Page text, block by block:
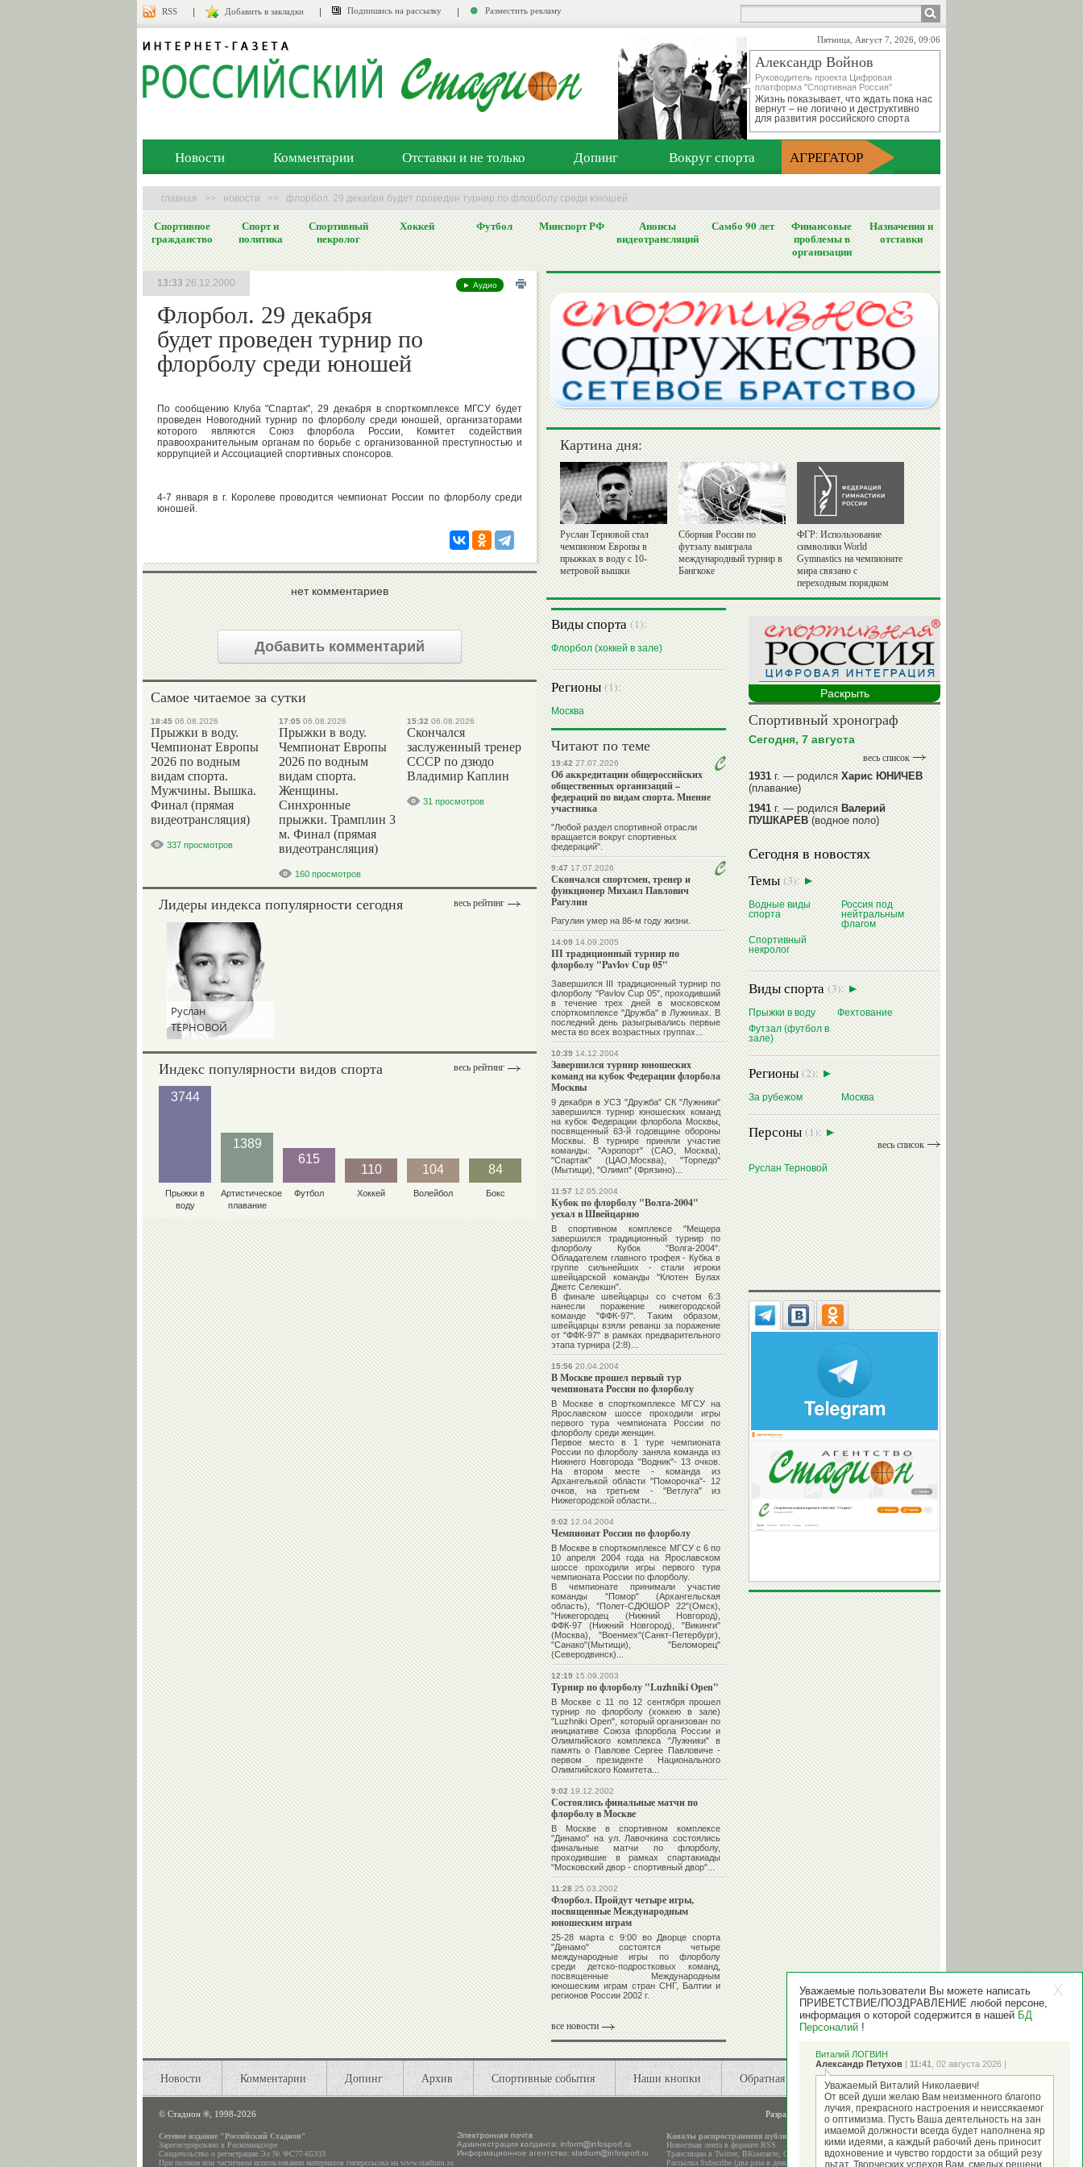
RSS Добавить в закладки Подпишись на рассылку Разместить рекламу
Пятница, Август 7, 2026, 09:06
Александр Войнов
Руководитель проекта Цифровая
платформа "Спортивная Россия"
Жизнь показывает, что ждать пока нас
вернут – не логично и деструктивно
для развития российского спорта
Новости Комментарии Отставки и не только Допинг Вокруг спорта АГРЕГАТОР
главная >> новости >> флорбол. 29 декабря будет проведен турнир по флорболу среди юношей
Спортивное
гражданство
Спорт и
политика
Спортивный
некролог
Хоккей Футбол Минспорт РФ
Анонсы
видеотрансляций
Самбо 90 лет
Финансовые
проблемы в
организации
Назначения и
отставки
► Аудио
Флорбол. 29 декабря
будет проведен турнир по
флорболу среди юношей
13:33 26.12.2000
По сообщению Клуба "Спартак", 29 декабря в спорткомплексе МГСУ будет
проведен Новогодний турнир по флорболу среди юношей, организаторами
которого являются Союз флорбола России, Комитет содействия
правоохранительным органам по борьбе с организованной преступностью и
коррупцией и Ассоциацией спортивных спонсоров.
4-7 января в г. Королеве проводится чемпионат России по флорболу среди
юношей.
нет комментариев
Добавить комментарий
Самое читаемое за сутки
18:45 06.08.2026
Прыжки в воду.
Чемпионат Европы
2026 по водным
видам спорта.
Мужчины. Вышка.
Финал (прямая
видеотрансляция)
337 просмотров
17:05 06.08.2026
Прыжки в воду.
Чемпионат Европы
2026 по водным
видам спорта.
Женщины.
Синхронные
прыжки. Трамплин 3
м. Финал (прямая
видеотрансляция)
160 просмотров
15:32 06.08.2026
Скончался
заслуженный тренер
СССР по дзюдо
Владимир Каплин
31 просмотров
весь рейтинг
Лидеры индекса популярности сегодня
Руслан
ТЕРНОВОЙ
весь рейтинг
Индекс популярности видов спорта
3744
Прыжки в
воду
1389
Артистическое
плавание
615
Футбол
110
Хоккей
104
Волейбол
84
Бокс
Картина дня:
Руслан Терновой стал
чемпионом Европы в
прыжках в воду с 10-
метровой вышки
Сборная России по
футзалу выиграла
международный турнир в
Бангкоке
ФГР: Использование
символики World
Gymnastics на чемпионате
мира связано с
переходным порядком
Виды спорта(1):
Флорбол (хоккей в зале)
Регионы(1):
Москва
Читают по теме
19:4227.07.2026
Об аккредитации общероссийских
общественных организаций –
федераций по видам спорта. Мнение
участника
"Любой раздел спортивной отрасли
вращается вокруг спортивных
федераций".
9:4717.07.2026
Скончался спортсмен, тренер и
функционер Михаил Павлович
Рагулин
Рагулин умер на 86-м году жизни.
14:0914.09.2005
III традиционный турнир по
флорболу "Pavlov Cup 05"
Завершился III традиционный турнир по
флорболу "Pavlov Cup 05", проходивший
в течение трех дней в московском
спорткомплексе "Дружба" в Лужниках. В
последний день разыгрывались первые
места во всех возрастных группах...
10:3914.12.2004
Завершился турнир юношеских
команд на кубок Федерации флорбола
Москвы
9 декабря в УСЗ "Дружба" СК "Лужники"
завершился турнир юношеских команд
на кубок Федерации флорбола Москвы,
посвященный 63-й годовщине обороны
Москвы. В турнире приняли участие
команды: "Аэропорт" (САО, Москва),
"Спартак" (ЦАО,Москва), "Торпедо"
(Мытищи), "Олимп" (Фрязино)...
11:5712.05.2004
Кубок по флорболу "Волга-2004"
уехал в Швейцарию
В спортивном комплексе "Мещера
завершился традиционный турнир по
флорболу Кубок "Волга-2004".
Обладателем главного трофея - Кубка в
группе сильнейших - стали игроки
швейцарской команды "Клотен Булах
Джетс Селекшн".
В финале швейцарцы со счетом 6:3
нанесли поражение нижегородской
команде "ФФК-97". Таким образом,
швейцарцы взяли реванш за поражение
от "ФФК-97" в рамках предварительного
этапа турнира (2:8)...
15:5620.04.2004
В Москве прошел первый тур
чемпионата России по флорболу
В Москве в спорткомплексе МГСУ на
Ярославском шоссе проходили игры
первого тура чемпионата России по
флорболу среди женщин.
Первое место в 1 туре чемпионата
России по флорболу заняла команда из
Нижнего Новгорода "Водник"- 13 очков.
На втором месте - команда из
Архангелькой области "Поморочка"- 12
очков, на третьем - "Ветлуга" из
Нижегородской области...
9:0212.04.2004
Чемпионат России по флорболу
В Москве в спорткомплексе МГСУ с 6 по
10 апреля 2004 года на Ярославском
шоссе проходили игры первого тура
чемпионата России по флорболу.
В чемпионате принимали участие
команды "Помор" (Архангельская
область), "Полет-СДЮШОР 22"(Омск),
"Нижегородец (Нижний Новгород),
ФФК-97 (Нижний Новгород), "Викинги"
(Москва), "Военмех"(Санкт-Петербург),
"Санако"(Мытищи), "Беломорец"
(Северодвинск)...
12:1915.09.2003
Турнир по флорболу "Luzhniki Open"
В Москве с 11 по 12 сентября прошел
турнир по флорболу (хоккею в зале)
"Luzhniki Open", который организован по
инициативе Союза флорбола России и
Олимпийского комплекса "Лужники" в
память о Павлове Сергее Павловиче -
первом президенте Национального
Олимпийского Комитета...
9:0219.12.2002
Состоялись финальные матчи по
флорболу в Москве
В Москве в спортивном комплексе
"Динамо" на ул. Лавочкина состоялись
финальные матчи по флорболу,
проходившие в рамках спартакиады
"Московский двор - спортивный двор"...
11:2825.03.2002
Флорбол. Пройдут четыре игры,
посвященные Международным
юношеским играм
25-28 марта с 9:00 во Дворце спорта
"Динамо" состоятся четыре
международные игры по флорболу
среди детско-подростковых команд,
посвященные Международным
юношеским играм стран СНГ, Балтии и
регионов России 2002 г.
все новости
Раскрыть
Спортивный хронограф
Сегодня, 7 августа
весь список
1931г. — родилсяХарис ЮНИЧЕВ
(плавание)
1941г. — родилсяВалерий
ПУШКАРЕВ(водное поло)
1947г. — родилсяВалерий
ИЛЬИНЫХ(гимнастика спортивная)
1954г. — родилсяВалерий
ГАЗЗАЕВ(футбол)
1956г. — родилсяВладимир
РЫБАКОВ(легкая атлетика)
читать далее
Сегодня в новостях
Темы(3):
Водные виды
спорта
Россия под
нейтральным
флагом
Спортивный
некролог
Виды спорта(3):
Прыжки в воду
Фехтование
Футзал (футбол в
зале)
Регионы(2):
За рубежом Москва
Персоны(1):
весь список
Руслан Терновой
Новости Комментарии Допинг Архив Спортивные события Наши кнопки Обратная связь
©Стадион ®, 1998-2026 Разработка и поддержкаООО "Стадион"
Сетевое издание "Российский Стадион"
Зарегистрировано в Роскомнадзоре
Свидетельство о регистрации Эл № ФС77-65333
При полном или частичном использовании материалов гиперссылка наwww.stadium.ru
Каналы распространения публикаций
Новостная лента в формате RSS
Трансляции вTwitter,ВКонтакте,Google+
Рассылка Subscribe (два раза в день)
Уважаемые пользователи Вы можете написать
ПРИВЕТСТВИЕ/ПОЗДРАВЛЕНИЕ любой персоне,
информация о которой содержится в нашей БД
Персоналий !
Виталий ЛОГВИН
Александр Петухов | 11:41 , 02 августа 2026 |
Уважаемый Виталий Николаевич!
От всей души желаю Вам неизменного благопо
лучия, прекрасного настроения и неиссякаемог
о оптимизма. Пусть Ваша деятельность на зан
имаемой должности всегда будет наполнена яр
кими идеями, а каждый рабочий день приносит
вдохновение и чувство гордости за общий резу
льтат. Творческих успехов Вам, смелых решени